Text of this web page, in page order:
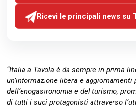
Ricevi le principali news su
“Italia a Tavola è da sempre in prima
un’informazione libera e
dell’enogastronomia e del turismo,
di tutti i suoi protagonisti attraverso